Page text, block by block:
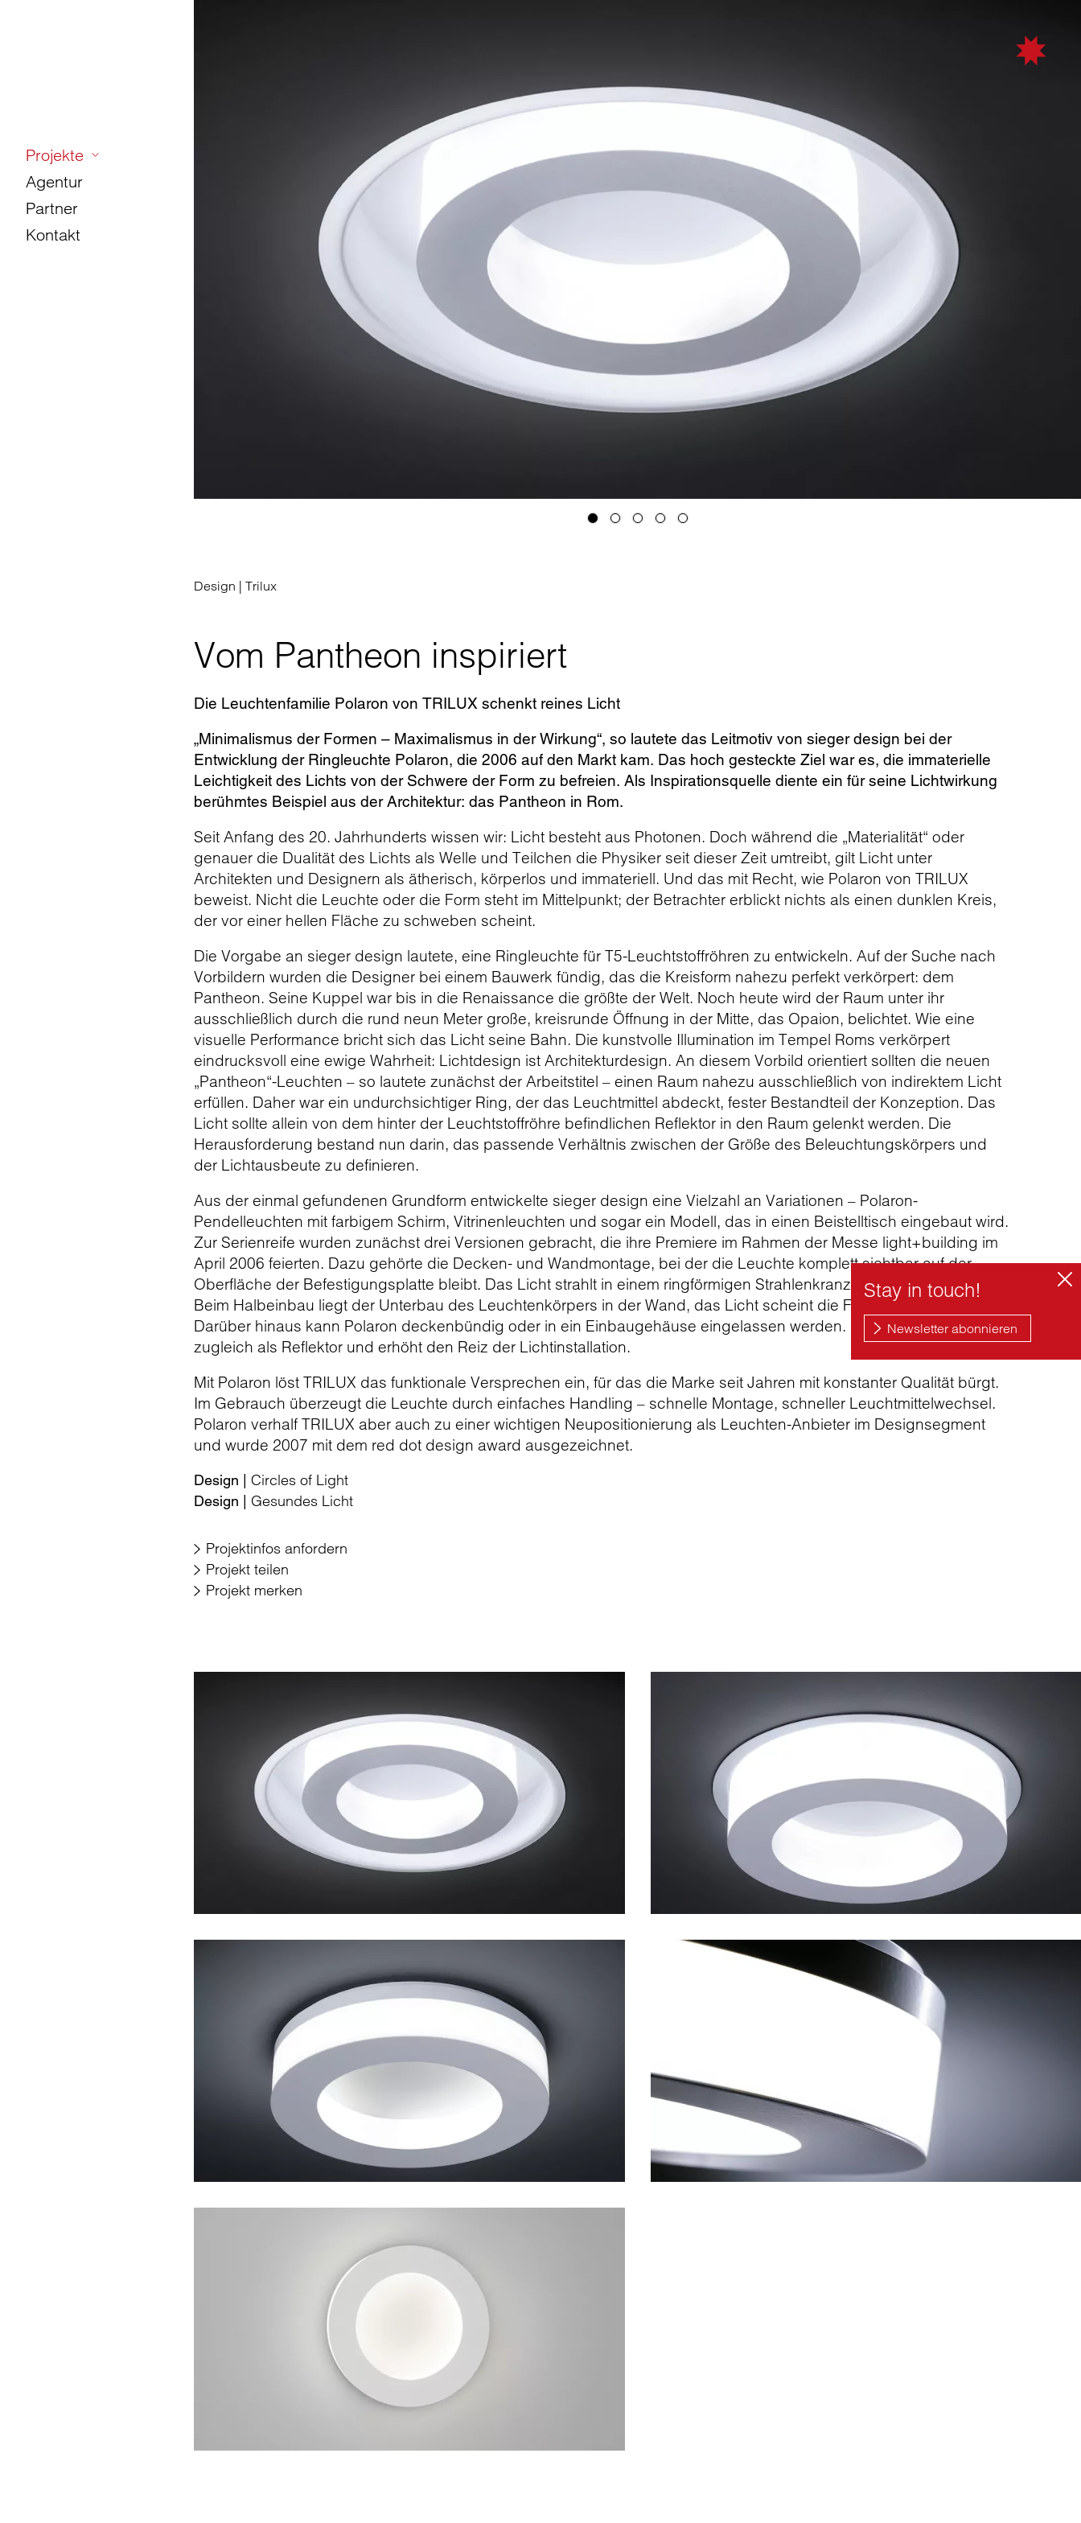
Projekte
Agentur
Partner
Kontakt
Design | Trilux
Vom Pantheon inspiriert
Die Leuchtenfamilie Polaron von TRILUX schenkt reines Licht
„Minimalismus der Formen – Maximalismus in der Wirkung“, so lautete das Leitmotiv von sieger design bei der
Entwicklung der Ringleuchte Polaron, die 2006 auf den Markt kam. Das hoch gesteckte Ziel war es, die immaterielle
Leichtigkeit des Lichts von der Schwere der Form zu befreien. Als Inspirationsquelle diente ein für seine Lichtwirkung
berühmtes Beispiel aus der Architektur: das Pantheon in Rom.
Seit Anfang des 20. Jahrhunderts wissen wir: Licht besteht aus Photonen. Doch während die „Materialität“ oder
genauer die Dualität des Lichts als Welle und Teilchen die Physiker seit dieser Zeit umtreibt, gilt Licht unter
Architekten und Designern als ätherisch, körperlos und immateriell. Und das mit Recht, wie Polaron von TRILUX
beweist. Nicht die Leuchte oder die Form steht im Mittelpunkt; der Betrachter erblickt nichts als einen dunklen Kreis,
der vor einer hellen Fläche zu schweben scheint.
Die Vorgabe an sieger design lautete, eine Ringleuchte für T5-Leuchtstoffröhren zu entwickeln. Auf der Suche nach
Vorbildern wurden die Designer bei einem Bauwerk fündig, das die Kreisform nahezu perfekt verkörpert: dem
Pantheon. Seine Kuppel war bis in die Renaissance die größte der Welt. Noch heute wird der Raum unter ihr
ausschließlich durch die rund neun Meter große, kreisrunde Öffnung in der Mitte, das Opaion, belichtet. Wie eine
visuelle Performance bricht sich das Licht seine Bahn. Die kunstvolle Illumination im Tempel Roms verkörpert
eindrucksvoll eine ewige Wahrheit: Lichtdesign ist Architekturdesign. An diesem Vorbild orientiert sollten die neuen
„Pantheon“-Leuchten – so lautete zunächst der Arbeitstitel – einen Raum nahezu ausschließlich von indirektem Licht
erfüllen. Daher war ein undurchsichtiger Ring, der das Leuchtmittel abdeckt, fester Bestandteil der Konzeption. Das
Licht sollte allein von dem hinter der Leuchtstoffröhre befindlichen Reflektor in den Raum gelenkt werden. Die
Herausforderung bestand nun darin, das passende Verhältnis zwischen der Größe des Beleuchtungskörpers und
der Lichtausbeute zu definieren.
Aus der einmal gefundenen Grundform entwickelte sieger design eine Vielzahl an Variationen – Polaron-
Pendelleuchten mit farbigem Schirm, Vitrinenleuchten und sogar ein Modell, das in einen Beistelltisch eingebaut wird.
Zur Serienreife wurden zunächst drei Versionen gebracht, die ihre Premiere im Rahmen der Messe light+building im
April 2006 feierten. Dazu gehörte die Decken- und Wandmontage, bei der die Leuchte komplett sichtbar auf der
Oberfläche der Befestigungsplatte bleibt. Das Licht strahlt in einem ringförmigen Strahlenkranz auf die Wand ab.
Beim Halbeinbau liegt der Unterbau des Leuchtenkörpers in der Wand, das Licht scheint die Fläche zu berühren.
Darüber hinaus kann Polaron deckenbündig oder in ein Einbaugehäuse eingelassen werden. Das Gehäuse dient
zugleich als Reflektor und erhöht den Reiz der Lichtinstallation.
Mit Polaron löst TRILUX das funktionale Versprechen ein, für das die Marke seit Jahren mit konstanter Qualität bürgt.
Im Gebrauch überzeugt die Leuchte durch einfaches Handling – schnelle Montage, schneller Leuchtmittelwechsel.
Polaron verhalf TRILUX aber auch zu einer wichtigen Neupositionierung als Leuchten-Anbieter im Designsegment
und wurde 2007 mit dem red dot design award ausgezeichnet.
Design | Circles of Light
Design | Gesundes Licht
Projektinfos anfordern
Projekt teilen
Projekt merken